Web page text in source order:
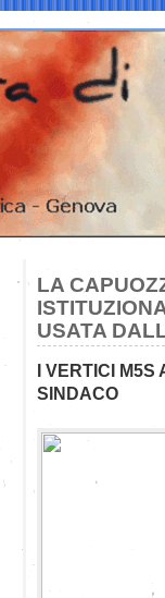
LA
USATA
I VERTICI M5S
SINDACO